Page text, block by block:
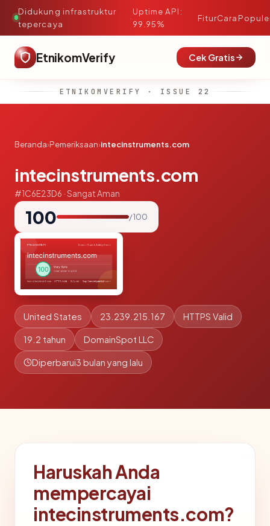
Didukung infrastruktur
tepercaya
·
Uptime API:
99.95%
FiturCara
EtnikomVerify Cek Gratis
ETNIKOMVERIFY · ISSUE 22
Beranda›Pemeriksaan›intecinstruments.com
intecinstruments.com
#1C6E23D6 · Sangat Aman
100 / 100
United States 23.239.215.167 HTTPS Valid
19.2 tahun DomainSpot LLC
Diperbarui3 bulan yang lalu
Haruskah Anda
mempercayai
intecinstruments.com?